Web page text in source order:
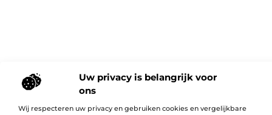
Uw privacy is belangrijk voor
ons
Wij respecteren uw privacy en gebruiken cookies en vergelijkbare